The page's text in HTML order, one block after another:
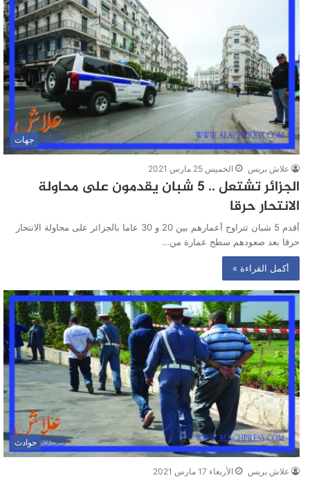
جهات
علاش بريس الخميس 25 مارس 2021
الجزائر تشتعل .. 5 شبان يقدمون على محاولة
الانتحار حرقا
أقدم 5 شبان تتراوح أعمارهم بين 20 و 30 عاما بالجزائر على محاولة الانتحار
حرقا بعد صعودهم سطح عمارة من…
أكمل القراءة »
حوادث
علاش بريس الأربعاء 17 مارس 2021